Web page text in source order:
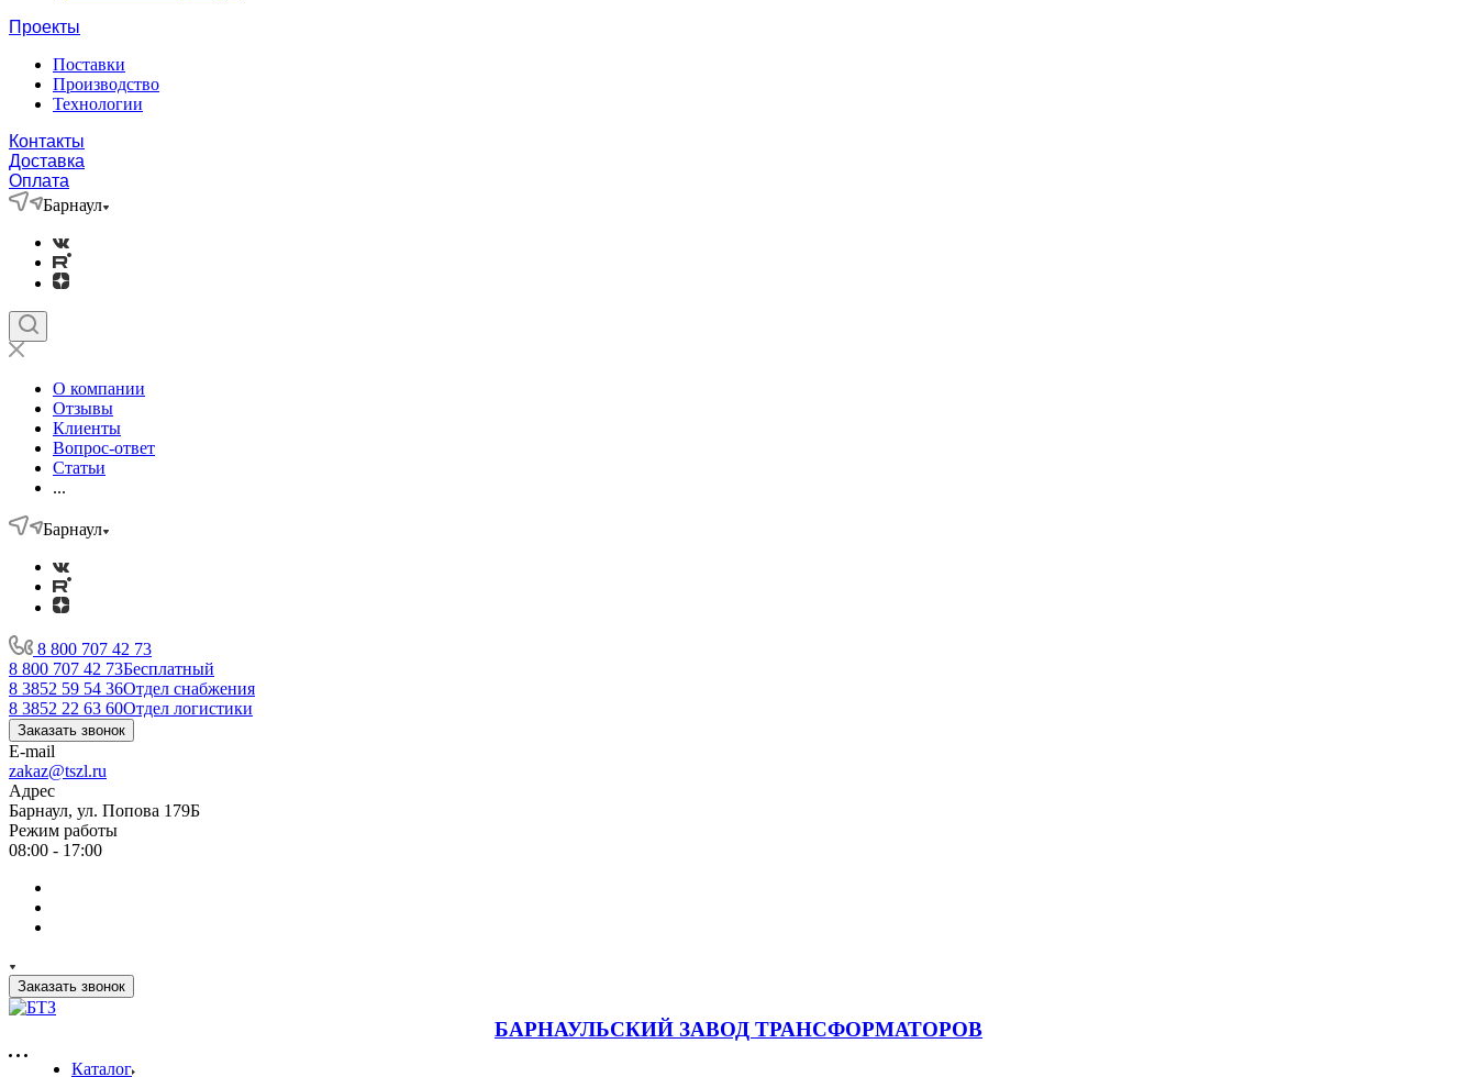
Проекты
Поставки
Производство
Технологии
Контакты
Доставка
Оплата
Барнаул
О компании
Отзывы
Клиенты
Вопрос-ответ
Статьи
...
Барнаул
8 800 707 42 73
8 800 707 42 73Бесплатный
8 3852 59 54 36Отдел снабжения
8 3852 22 63 60Отдел логистики
Заказать звонок
E-mail
zakaz@tszl.ru
Адрес
Барнаул, ул. Попова 179Б
Режим работы
08:00 - 17:00
Заказать звонок
БАРНАУЛЬСКИЙ ЗАВОД ТРАНСФОРМАТОРОВ
Каталог